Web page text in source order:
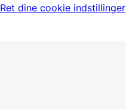
Ret dine cookie indstillinger